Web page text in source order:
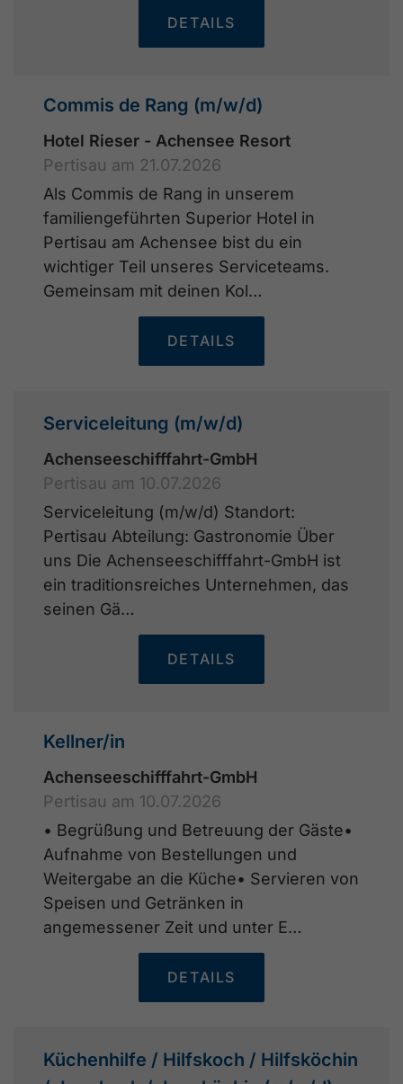
DETAILS
Commis de Rang (m/w/d)
Hotel Rieser - Achensee Resort
Pertisau am 21.07.2026
Als Commis de Rang in unserem
familiengeführten Superior Hotel in
Pertisau am Achensee bist du ein
wichtiger Teil unseres Serviceteams.
Gemeinsam mit deinen Kol…
DETAILS
Serviceleitung (m/w/d)
Achenseeschifffahrt-GmbH
Pertisau am 10.07.2026
Serviceleitung (m/w/d) Standort:
Pertisau Abteilung: Gastronomie Über
uns Die Achenseeschifffahrt-GmbH ist
ein traditionsreiches Unternehmen, das
seinen Gä…
DETAILS
Kellner/in
Achenseeschifffahrt-GmbH
Pertisau am 10.07.2026
• Begrüßung und Betreuung der Gäste•
Aufnahme von Bestellungen und
Weitergabe an die Küche• Servieren von
Speisen und Getränken in
angemessener Zeit und unter E…
DETAILS
Küchenhilfe / Hilfskoch / Hilfsköchin